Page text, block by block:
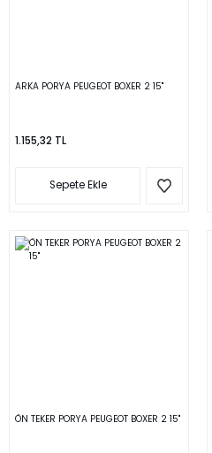
ARKA PORYA PEUGEOT BOXER 2 15''
1.155,32 TL
Sepete Ekle
ÖN TEKER PORYA PEUGEOT BOXER 2 15''